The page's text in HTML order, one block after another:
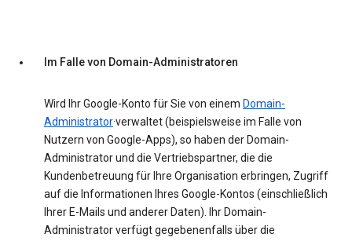
Im Falle von Domain-Administratoren
Wird Ihr Google-Konto für Sie von einem Domain-
Administrator·verwaltet (beispielsweise im Falle von
Nutzern von Google-Apps), so haben der Domain-
Administrator und die Vertriebspartner, die die
Kundenbetreuung für Ihre Organisation erbringen, Zugriff
auf die Informationen Ihres Google-Kontos (einschließlich
Ihrer E-Mails und anderer Daten). Ihr Domain-
Administrator verfügt gegebenenfalls über die